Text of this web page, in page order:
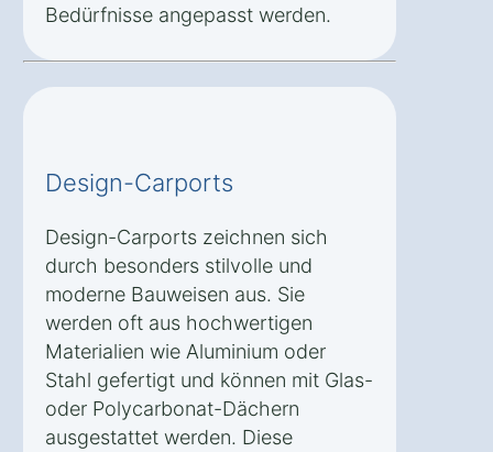
Bedürfnisse angepasst werden.
Design-Carports
Design-Carports zeichnen sich
durch besonders stilvolle und
moderne Bauweisen aus. Sie
werden oft aus hochwertigen
Materialien wie Aluminium oder
Stahl gefertigt und können mit Glas-
oder Polycarbonat-Dächern
ausgestattet werden. Diese